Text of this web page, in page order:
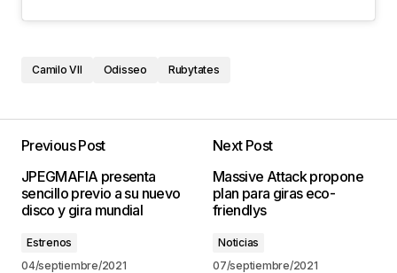
Camilo VII Odisseo Rubytates
Previous Post
JPEGMAFIA presenta
sencillo previo a su nuevo
disco y gira mundial
Estrenos
04/septiembre/2021
Next Post
Massive Attack propone
plan para giras eco-
friendlys
Noticias
07/septiembre/2021